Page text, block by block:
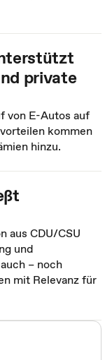
private
von E-Autos auf
kommen
hinzu.
aus CDU/CSU
und
– noch
mit Relevanz für